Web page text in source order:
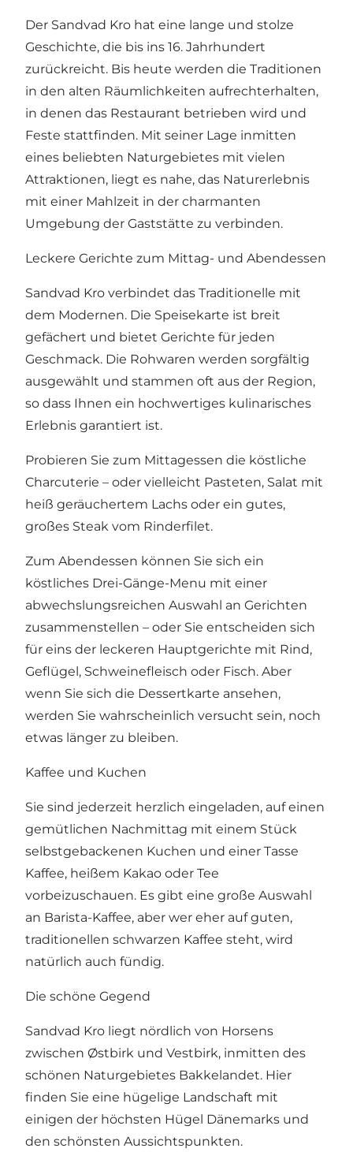
Der Sandvad Kro hat eine lange und stolze
Geschichte, die bis ins 16. Jahrhundert
zurückreicht. Bis heute werden die Traditionen
in den alten Räumlichkeiten aufrechterhalten,
in denen das Restaurant betrieben wird und
Feste stattfinden. Mit seiner Lage inmitten
eines beliebten Naturgebietes mit vielen
Attraktionen, liegt es nahe, das Naturerlebnis
mit einer Mahlzeit in der charmanten
Umgebung der Gaststätte zu verbinden.
Leckere Gerichte zum Mittag- und Abendessen
Sandvad Kro verbindet das Traditionelle mit
dem Modernen. Die Speisekarte ist breit
gefächert und bietet Gerichte für jeden
Geschmack. Die Rohwaren werden sorgfältig
ausgewählt und stammen oft aus der Region,
so dass Ihnen ein hochwertiges kulinarisches
Erlebnis garantiert ist.
Probieren Sie zum Mittagessen die köstliche
Charcuterie – oder vielleicht Pasteten, Salat mit
heiß geräuchertem Lachs oder ein gutes,
großes Steak vom Rinderfilet.
Zum Abendessen können Sie sich ein
köstliches Drei-Gänge-Menu mit einer
abwechslungsreichen Auswahl an Gerichten
zusammenstellen – oder Sie entscheiden sich
für eins der leckeren Hauptgerichte mit Rind,
Geflügel, Schweinefleisch oder Fisch. Aber
wenn Sie sich die Dessertkarte ansehen,
werden Sie wahrscheinlich versucht sein, noch
etwas länger zu bleiben.
Kaffee und Kuchen
Sie sind jederzeit herzlich eingeladen, auf einen
gemütlichen Nachmittag mit einem Stück
selbstgebackenen Kuchen und einer Tasse
Kaffee, heißem Kakao oder Tee
vorbeizuschauen. Es gibt eine große Auswahl
an Barista-Kaffee, aber wer eher auf guten,
traditionellen schwarzen Kaffee steht, wird
natürlich auch fündig.
Die schöne Gegend
Sandvad Kro liegt nördlich von Horsens
zwischen Østbirk und Vestbirk, inmitten des
schönen Naturgebietes Bakkelandet. Hier
finden Sie eine hügelige Landschaft mit
einigen der höchsten Hügel Dänemarks und
den schönsten Aussichtspunkten.